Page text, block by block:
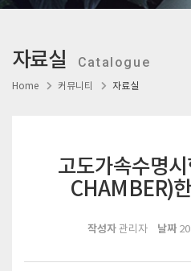
Home 커뮤니티 자료실
자료실 Catalogue
고도가속수명
CHAMBER)
작성자관리자 날짜